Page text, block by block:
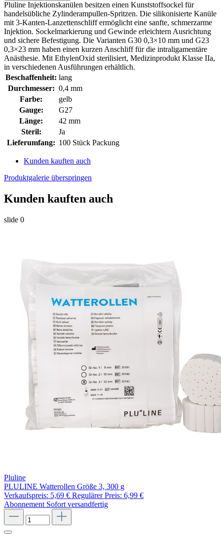
Pluline Injektionskanülen besitzen einen Kunststoffsockel für
handelsübliche Zylinderampullen-Spritzen. Die silikonisierte Kanüle
mit 3-Kanten-Lanzettenschliff ermöglicht eine sanfte, schmerzarme
Injektion. Sockelmarkierung und Gewinde erleichtern Ausrichtung
und sichere Befestigung. Die Varianten G30 0,3×10 mm und G23
0,3×23 mm haben einen kurzen Anschliff für die intraligamentäre
Anästhesie. Mit EthylenOxid sterilisiert, Medizinprodukt Klasse IIa,
in verschiedenen Ausführungen erhältlich.
Beschaffenheit: lang
Durchmesser: 0,4 mm
Farbe:
gelb
Gauge:
G27
Länge:
42 mm
Steril:
Ja
Lieferumfang: 100 Stück Packung
Kunden kauften auch
Produktgalerie überspringen
Kunden kauften auch
slide 0
Pluline
PLULINE Watterollen Größe 3, 300 g
Verkaufspreis: 5,69 € Regulärer Preis: 6,99 €
Abonnement Sofort versandfertig